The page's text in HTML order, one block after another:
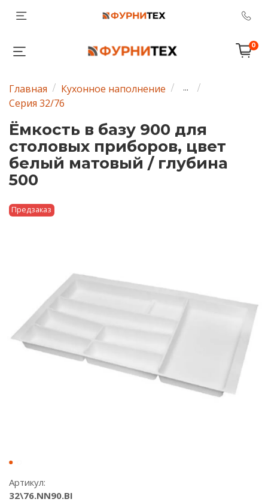
0
Главная Кухонное наполнение ...
Серия 32/76
Ёмкость в базу 900 для
столовых приборов, цвет
белый матовый / глубина
500
Предзаказ
Артикул:
32\76.NN90.BI